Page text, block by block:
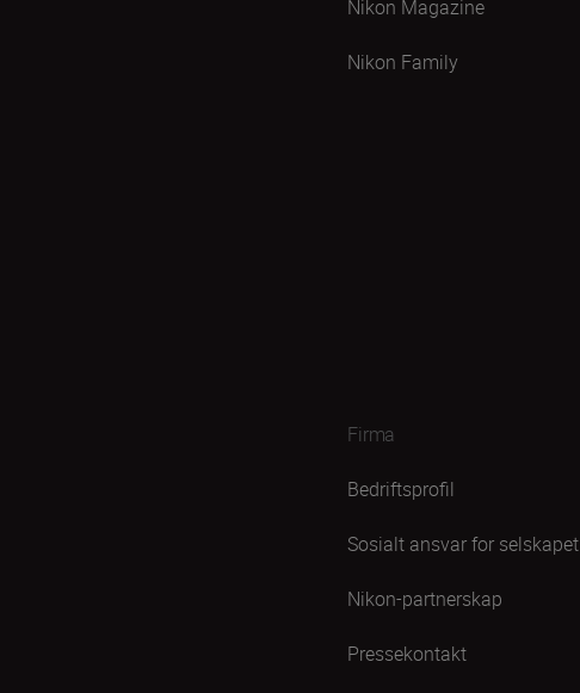
Nikon Magazine
Nikon Family
Firma
Bedriftsprofil
Sosialt ansvar for selskapet
Nikon-partnerskap
Pressekontakt